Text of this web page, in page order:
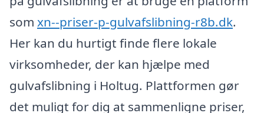
som xn--priser-p-gulvafslibning-r8b.dk.
Her kan du hurtigt finde flere lokale
virksomheder, der kan hjælpe med
gulvafslibning i Holtug. Plattformen gør
det muligt for dig at sammenligne priser,